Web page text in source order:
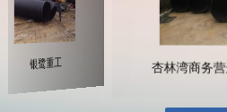
远海自动化码头 银鹭重工